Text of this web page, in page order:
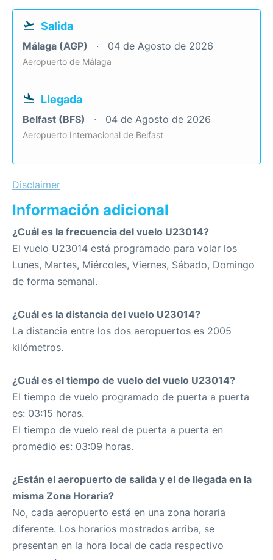
Salida
Málaga (AGP) 04 de Agosto de 2026
Aeropuerto de Málaga
Llegada
Belfast (BFS) 04 de Agosto de 2026
Aeropuerto Internacional de Belfast
Disclaimer
Información adicional
¿Cuál es la frecuencia del vuelo U23014?
El vuelo U23014 está programado para volar los
Lunes, Martes, Miércoles, Viernes, Sábado, Domingo
de forma semanal.
¿Cuál es la distancia del vuelo U23014?
La distancia entre los dos aeropuertos es 2005
kilómetros.
¿Cuál es el tiempo de vuelo del vuelo U23014?
El tiempo de vuelo programado de puerta a puerta
es: 03:15 horas.
El tiempo de vuelo real de puerta a puerta en
promedio es: 03:09 horas.
¿Están el aeropuerto de salida y el de llegada en la
misma Zona Horaria?
No, cada aeropuerto está en una zona horaria
diferente. Los horarios mostrados arriba, se
presentan en la hora local de cada respectivo